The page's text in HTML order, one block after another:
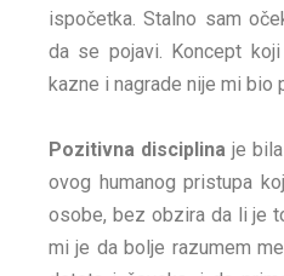
ispočetka. Stalno sam
da se pojavi. Koncept
kazne i nagrade nije mi bio
Pozitivna disciplinaje bila
ovog humanog pristupa
osobe, bez obzira da li je
mi je da bolje razumem